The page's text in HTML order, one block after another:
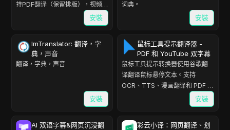
持PDF翻译（保留排版），视频
Netflix），EPUB电子书翻译；支
（OpenAI (ChatGPT)、
DeepL、Gemini(Bard) 等）
安裝
词典。
安裝
ImTranslator: 翻译，字
典，声音
翻译，字典，声音
安裝
鼠标工具提示翻译器 -
PDF 和 YouTube 双字幕
鼠标工具提示转换器使用谷歌翻
译翻译鼠标悬停文本。支持
OCR、TTS、漫画翻译和 PDF 翻
安裝
AI 双语字幕&网页沉浸翻
彩云小译：网页翻译、划